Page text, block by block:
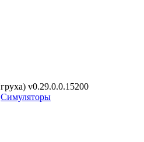
v0.29.0.0.15200
Симуляторы